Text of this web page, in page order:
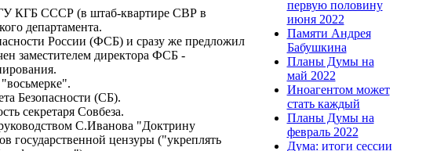
КГБ СССР (в штаб-квартире СВР в
департамента.
России (ФСБ) и сразу же предложил
заместителем директора ФСБ -
в "восьмерке".
Безопасности (СБ).
секретаря Совбеза.
С.Иванова "Доктрину
государственной цензуры ("укреплять
первую половину
июня 2022
Памяти Андрея
Бабушкина
Планы Думы на
май 2022
Иноагентом может
стать каждый
Планы Думы на
февраль 2022
Дума: итоги сессии